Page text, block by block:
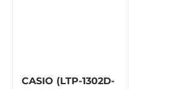
CASIO (LTP-1302D-